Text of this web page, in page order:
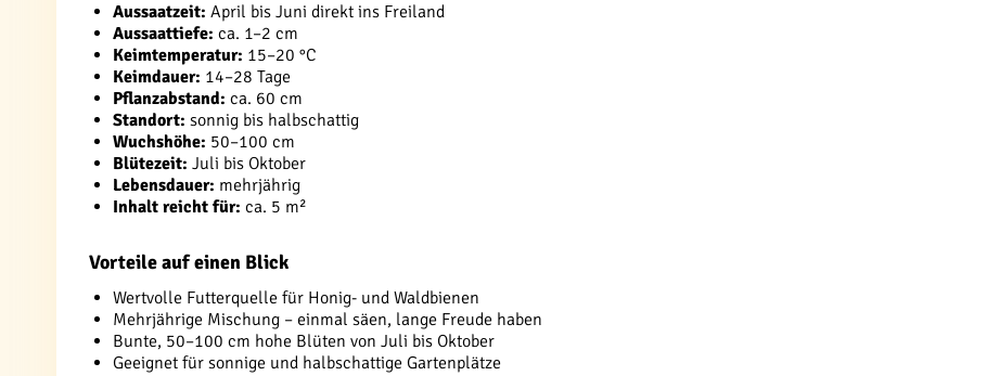
Aussaatzeit: April bis Juni direkt ins Freiland
Aussaattiefe: ca. 1–2 cm
Keimtemperatur: 15–20 °C
Keimdauer: 14–28 Tage
Pflanzabstand: ca. 60 cm
Standort: sonnig bis halbschattig
Wuchshöhe: 50–100 cm
Blütezeit: Juli bis Oktober
Lebensdauer: mehrjährig
Inhalt reicht für: ca. 5 m²
Vorteile auf einen Blick
Wertvolle Futterquelle für Honig- und Waldbienen
Mehrjährige Mischung – einmal säen, lange Freude haben
Bunte, 50–100 cm hohe Blüten von Juli bis Oktober
Geeignet für sonnige und halbschattige Gartenplätze